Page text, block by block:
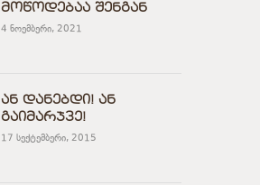
მოწოდებაა შენგან
4 ნოემბერი, 2021
ან დანებდი! ან
გაიმარჯვე!
17 სექტემბერი, 2015